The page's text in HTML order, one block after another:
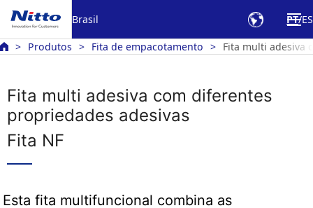
Brasil PT ES
Produtos Fita de empacotamento Fita multi adesiva
Fita multi adesiva com diferentes
propriedades adesivas
Fita NF
Esta fita multifuncional combina as